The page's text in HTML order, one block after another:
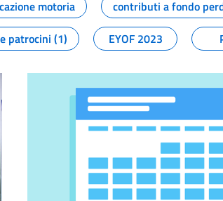
motoria contributi a fondo
patrocini (1) EYOF 2023